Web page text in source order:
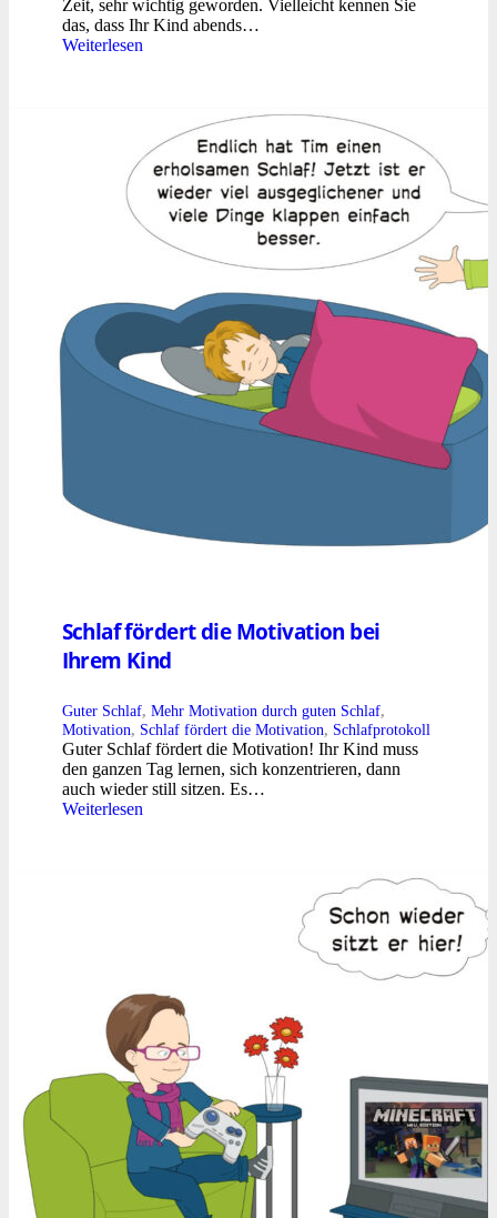
Zeit, sehr wichtig geworden. Vielleicht kennen Sie
das, dass Ihr Kind abends…
Weiterlesen
Schlaf fördert die Motivation bei
Ihrem Kind
Guter Schlaf, Mehr Motivation durch guten Schlaf,
Motivation, Schlaf fördert die Motivation, Schlafprotokoll
Guter Schlaf fördert die Motivation! Ihr Kind muss
den ganzen Tag lernen, sich konzentrieren, dann
auch wieder still sitzen. Es…
Weiterlesen